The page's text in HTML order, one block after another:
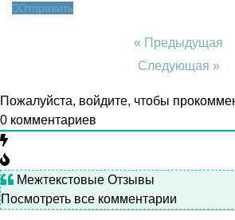
Отправить
« Предыдущая
Следующая »
Пожалуйста, войдите, чтобы
0 комментариев
Межтекстовые Отзывы
Посмотреть все комментарии